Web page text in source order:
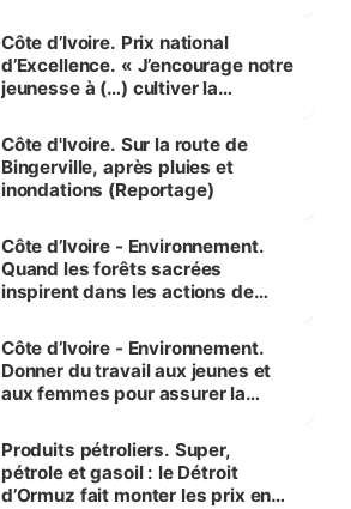
Côte d’Ivoire. Prix national
d’Excellence. « J’encourage notre
jeunesse à (…) cultiver la
(Alassane Ouattara
Côte d'Ivoire. Sur la route de
Bingerville, après pluies et
inondations (Reportage)
Côte d’Ivoire - Environnement.
Quand les forêts sacrées
inspirent dans les actions de
Côte d’Ivoire - Environnement.
Donner du travail aux jeunes et
aux femmes pour assurer la
menacées
Produits pétroliers. Super,
pétrole et gasoil : le Détroit
d’Ormuz fait monter les prix en